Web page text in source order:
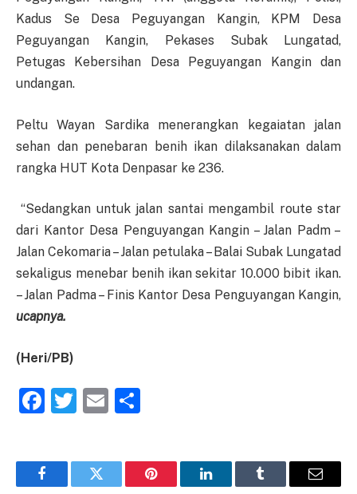
Kadus Se Desa Peguyangan Kangin, KPM Desa
Peguyangan Kangin, Pekases Subak Lungatad,
Petugas Kebersihan Desa Peguyangan Kangin dan
undangan.
Peltu Wayan Sardika menerangkan kegaiatan jalan
sehan dan penebaran benih ikan dilaksanakan dalam
rangka HUT Kota Denpasar ke 236.
“Sedangkan untuk jalan santai mengambil route star
dari Kantor Desa Penguyangan Kangin – Jalan Padm –
Jalan Cekomaria – Jalan petulaka – Balai Subak Lungatad
sekaligus menebar benih ikan sekitar 10.000 bibit ikan.
– Jalan Padma – Finis Kantor Desa Penguyangan Kangin,
ucapnya.
(Heri/PB)
Facebook
Twitter
Email
FacebookTwitter Pinterest LinkedInTumblr Email